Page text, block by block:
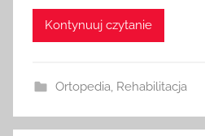
Kontynuuj czytanie
Ortopedia, Rehabilitacja